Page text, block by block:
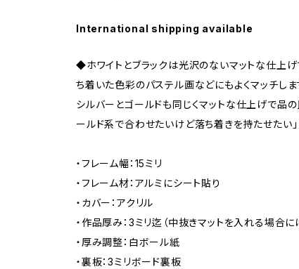
International shipping available
◆ホワイトとブラックは光沢のないマットな仕上
ち着いた色彩のパステル画などにもよくマッチしま
シルバーとゴールドも同じくマットな仕上げで品の
ールド系で合わせたいけど落ち着きを持たせたい」
・フレーム幅：15ミリ
・フレーム材：アルミにシート貼り
・カバー：アクリル
・作品厚み：3ミリ迄（中抜きマットを入れる場合に
・厚み調整：白ボール紙
・裏板：3ミリボード裏板